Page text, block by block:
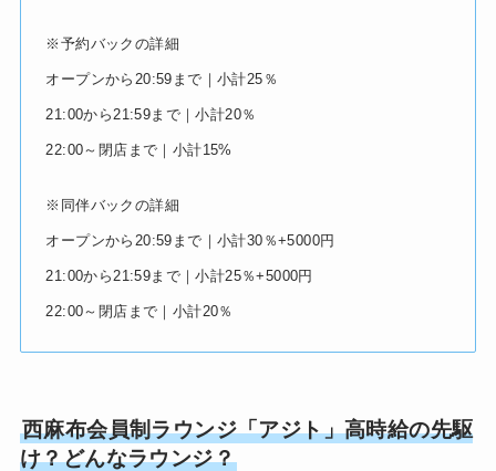
※予約バックの詳細
オープンから20:59まで｜小計25％
21:00から21:59まで｜小計20％
22:00～閉店まで｜小計15%
※同伴バックの詳細
オープンから20:59まで｜小計30％+5000円
21:00から21:59まで｜小計25％+5000円
22:00～閉店まで｜小計20％
西麻布会員制ラウンジ「アジト」高時給の先駆
け？どんなラウンジ？